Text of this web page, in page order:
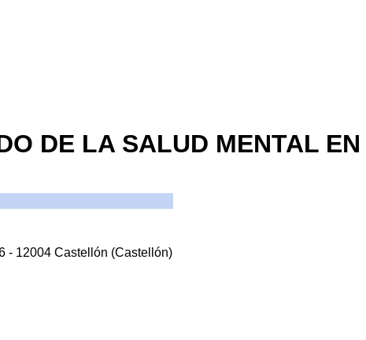
DE LA SALUD MENTAL
- 12004 Castellón (Castellón)